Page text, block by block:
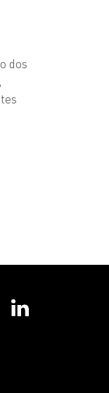
dos